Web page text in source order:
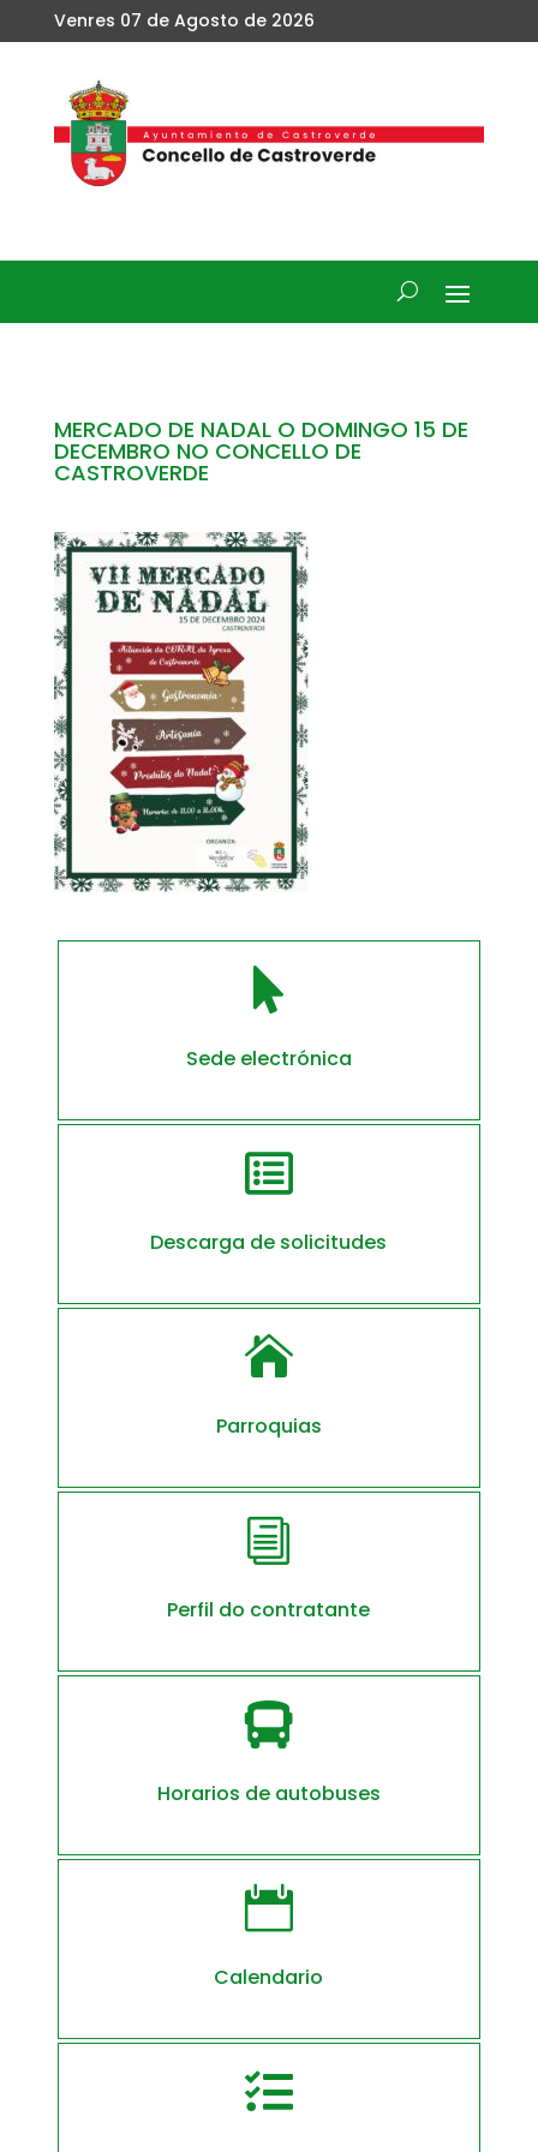
Venres 07 de Agosto de 2026
MERCADO DE NADAL O DOMINGO 15 DE
DECEMBRO NO CONCELLO DE
CASTROVERDE

Sede electrónica

Descarga de solicitudes

Parroquias
i
Perfil do contratante

Horarios de autobuses

Calendario
